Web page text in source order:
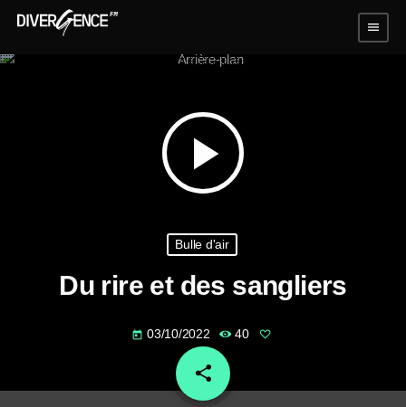
menu
play_arrow
Bulle d'air
Du rire et des sangliers
today 03/10/2022 40
share
email